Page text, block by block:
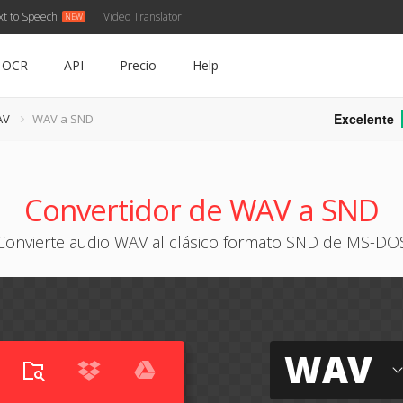
to Speech Video Translator
OCR API Precio Help
WAV a SND Excelente
Convertidor de WAV a SND
audio WAV al clásico formato SND de MS-
WAV